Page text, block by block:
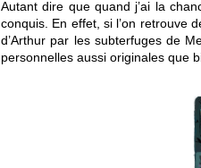
Autant dire que quand j’ai la
conquis. En effet, si l’on retrouve
d’Arthur par les subterfuges de
personnelles aussi originales que